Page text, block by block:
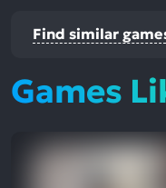
Find similar
Games